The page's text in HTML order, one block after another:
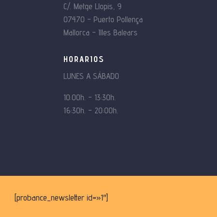
producto
C/. Metge Llopis, 9
07470 – Puerto Pollença
Mallorca – Illes Balears
HORARIOS
LUNES A SÁBADO
10:00h. – 13:30h.
16:30h. – 20:00h.
[probance_newsletter id=»1″]